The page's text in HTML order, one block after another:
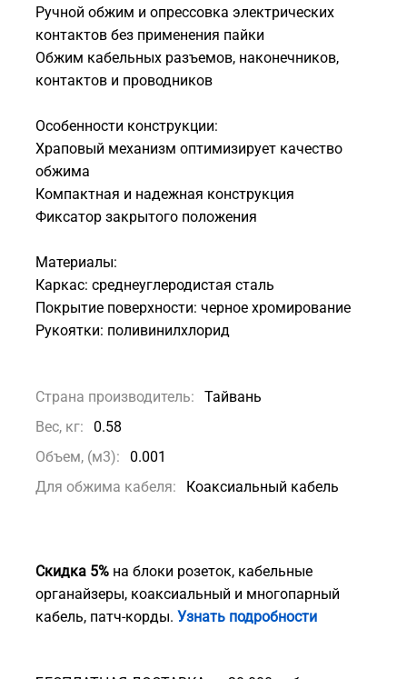
Ручной обжим и опрессовка электрических
контактов без применения пайки
Обжим кабельных разъемов, наконечников,
контактов и проводников
Особенности конструкции:
Храповый механизм оптимизирует качество
обжима
Компактная и надежная конструкция
Фиксатор закрытого положения
Материалы:
Каркас: среднеуглеродистая сталь
Покрытие поверхности: черное хромирование
Рукоятки: поливинилхлорид
Страна производитель:
Тайвань
Вес, кг:
0.58
Объем, (м3):
0.001
Для обжима кабеля:
Коаксиальный кабель
Скидка 5% на блоки розеток, кабельные
органайзеры, коаксиальный и многопарный
кабель, патч-корды. Узнать подробности